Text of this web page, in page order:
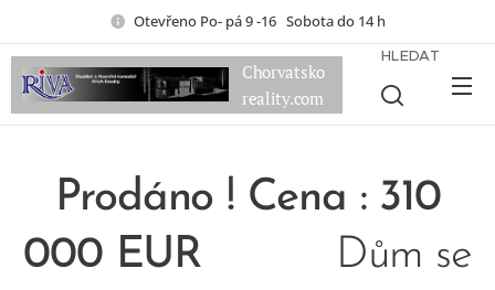
Otevřeno Po- pá 9 -16 Sobota do 14 h
Chorvatsko
reality.com
HLEDAT
Prodáno ! Cena : 310
000 EUR
Dům se